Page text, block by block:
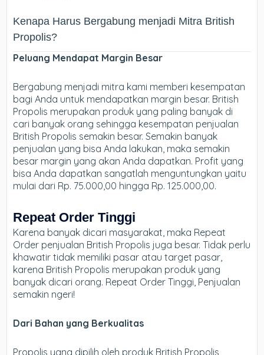
Kenapa Harus Bergabung menjadi Mitra British
Propolis?
Peluang Mendapat Margin Besar
Bergabung menjadi mitra kami memberi kesempatan
bagi Anda untuk mendapatkan margin besar. British
Propolis merupakan produk yang paling banyak di
cari banyak orang sehingga kesempatan penjualan
British Propolis semakin besar. Semakin banyak
penjualan yang bisa Anda lakukan, maka semakin
besar margin yang akan Anda dapatkan. Profit yang
bisa Anda dapatkan sangatlah menguntungkan yaitu
mulai dari Rp. 75.000,00 hingga Rp. 125.000,00.
Repeat Order Tinggi
Karena banyak dicari masyarakat, maka Repeat
Order penjualan British Propolis juga besar. Tidak perlu
khawatir tidak memiliki pasar atau target pasar,
karena British Propolis merupakan produk yang
banyak dicari orang. Repeat Order Tinggi, Penjualan
semakin ngeri!
Dari Bahan yang Berkualitas
Propolis yang dipilih oleh produk British Propolis